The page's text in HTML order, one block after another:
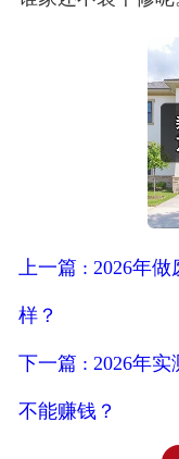
上一篇 : 2026年
样？
下一篇 : 2026年
不能赚钱？